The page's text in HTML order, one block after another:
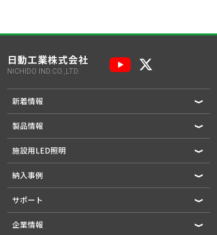
日動工業株式会社
NICHIDO IND.CO.,LTD.
新着情報
製品情報
施設用LED照明
納入事例
サポート
企業情報